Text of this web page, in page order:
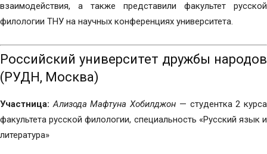
взаимодействия, а также представили факультет русской
филологии ТНУ на научных конференциях университета.
Российский университет дружбы народов
(РУДН, Москва)
Участница: Ализода Мафтуна Хобилджон — студентка 2 курса
факультета русской филологии, специальность «Русский язык и
литература»